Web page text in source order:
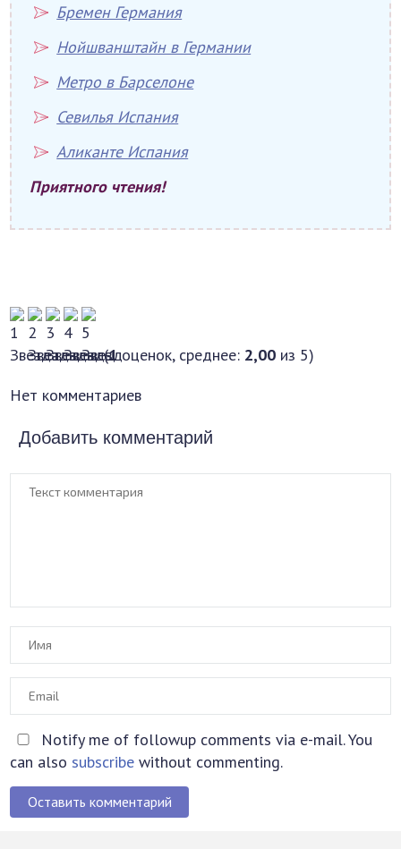
Бремен Германия
Нойшванштайн в Германии
Метро в Барселоне
Севилья Испания
Аликанте Испания
Приятного чтения!
(1оценок, среднее: 2,00 из 5)
Нет комментариев
Добавить комментарий
Notify me of followup comments via e-mail. You
can also subscribe without commenting.
Оставить комментарий